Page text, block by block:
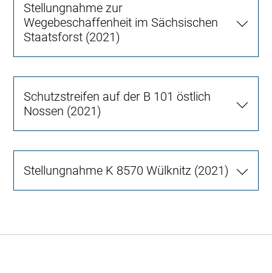
Stellungnahme zur
Wegebeschaffenheit im Sächsischen
Staatsforst (2021)
Schutzstreifen auf der B 101 östlich
Nossen (2021)
Stellungnahme K 8570 Wülknitz (2021)